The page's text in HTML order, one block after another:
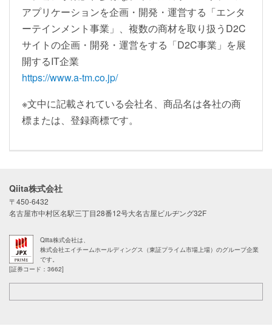
アプリケーションを企画・開発・運営する「エンタ
ーテインメント事業」、複数の商材を取り扱うD2C
サイトの企画・開発・運営をする「D2C事業」を展
開するIT企業
https://www.a-tm.co.jp/
※文中に記載されている会社名、商品名は各社の商
標または、登録商標です。
Qiita株式会社
〒450-6432
名古屋市中村区名駅三丁目28番12号大名古屋ビルヂング32F
Qiita株式会社は、
株式会社エイチームホールディングス（東証プライム市場上場）のグループ企業
です。
[証券コード：3662]